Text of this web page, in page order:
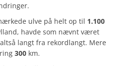
ulve på helt op til 1.100
havde som nævnt været
langt fra rekordlangt. Mere
300 km.